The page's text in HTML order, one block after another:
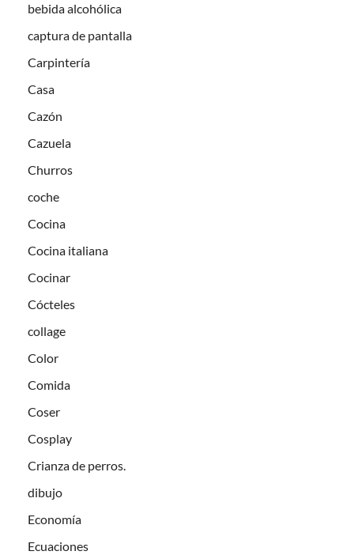
bebida alcohólica
captura de pantalla
Carpintería
Casa
Cazón
Cazuela
Churros
coche
Cocina
Cocina italiana
Cocinar
Cócteles
collage
Color
Comida
Coser
Cosplay
Crianza de perros.
dibujo
Economía
Ecuaciones